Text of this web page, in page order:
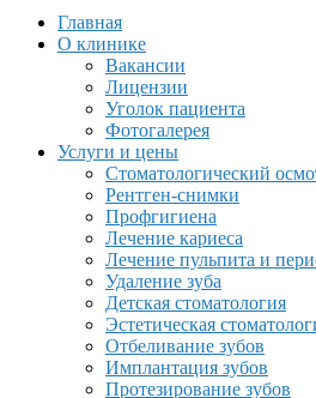
Главная
О клинике
Вакансии
Лицензии
Уголок пациента
Фотогалерея
Услуги и цены
Стоматологический
Рентген-снимки
Профгигиена
Лечение кариеса
Лечение пульпита и
Удаление зуба
Детская стоматология
Эстетическая
Отбеливание зубов
Имплантация зубов
Протезирование зубов